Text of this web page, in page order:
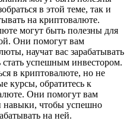
в этой теме, так и
на криптовалюте.
могут быть полезны для
Они помогут вам
научат вас зарабатывать
успешным инвестором.
в криптовалюте, но не
курсы, обратитесь к
Они помогут вам
навыки, чтобы успешно
на ней.